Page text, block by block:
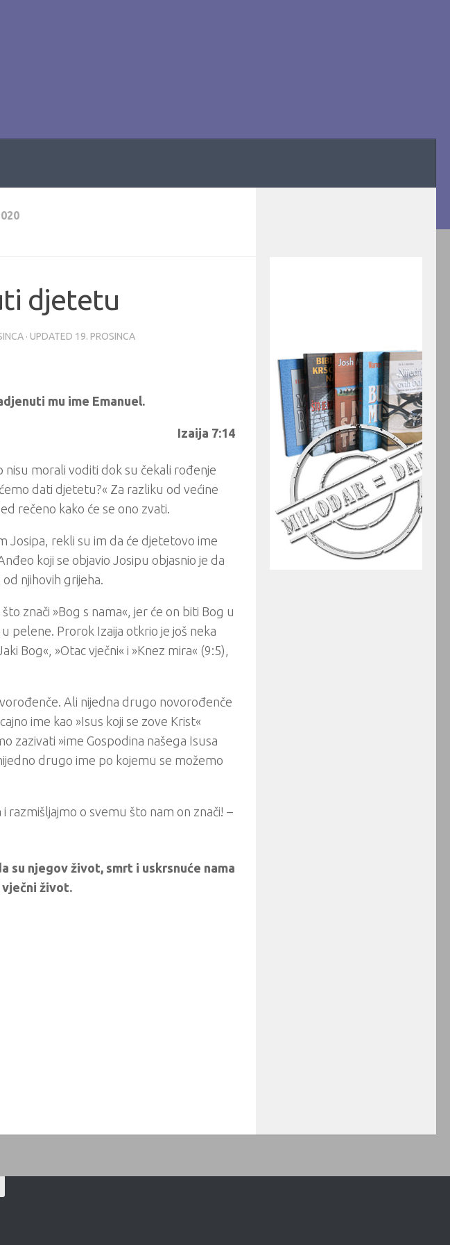
djetetu
· UPDATED 19. PROSINCA
mu ime Emanuel.
Izaija 7:14
nisu morali voditi dok su čekali rođenje
dati djetetu?« Za razliku od većine
rečeno kako će se ono zvati.
Josipa, rekli su im da će djetetovo ime
koji se objavio Josipu objasnio je da
njihovih grijeha.
znači »Bog s nama«, jer će on biti Bog u
pelene. Prorok Izaija otkrio je još neka
Bog«, »Otac vječni« i »Knez mira« (9:5),
Ali nijedna drugo novorođenče
ime kao »Isus koji se zove Krist«
zazivati »ime Gospodina našega Isusa
drugo ime po kojemu se možemo
razmišljajmo o svemu što nam on znači! –
su njegov život, smrt i uskrsnuće nama
život.